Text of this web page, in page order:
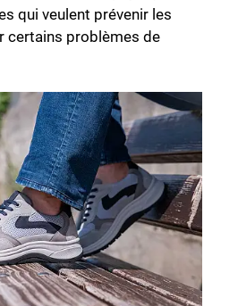
qui veulent prévenir les
certains problèmes de